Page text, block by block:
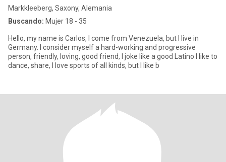
Markkleeberg, Saxony, Alemania
Buscando: Mujer 18 - 35
Hello, my name is Carlos, I come from Venezuela, but I live in
Germany. I consider myself a hard-working and progressive
person, friendly, loving, good friend, I joke like a good Latino I like to
dance, share, I love sports of all kinds, but I like b